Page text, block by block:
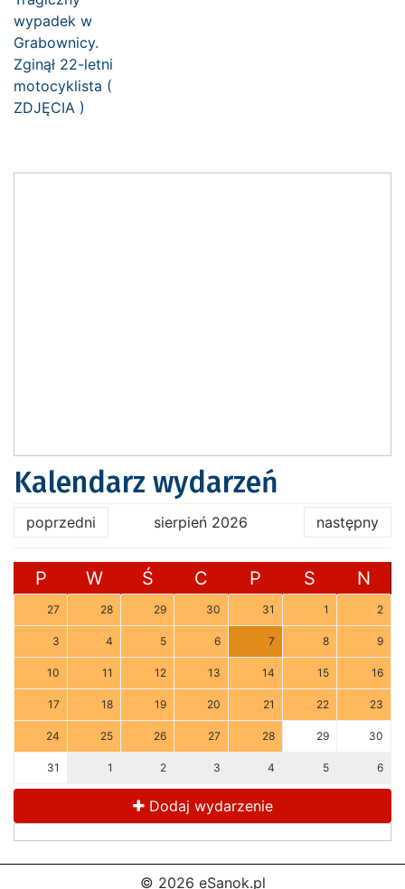
Kalendarz wydarzeń
poprzedni sierpień 2026 następny
P W Ś C P S N
27 28 29 30 31 1 2
3 4 5 6 7 8 9
10 11 12 13 14 15 16
17 18 19 20 21 22 23
24 25 26 27 28 29 30
31 1 2 3 4 5 6
Dodaj wydarzenie
© 2026 eSanok.pl